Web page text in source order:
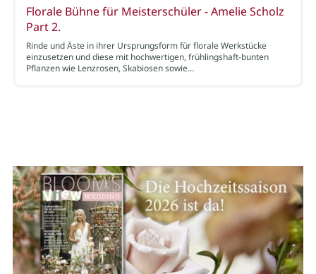
Florale Bühne für Meisterschüler - Amelie Scholz
Part 2.
Rinde und Äste in ihrer Ursprungsform für florale Werkstücke
einzusetzen und diese mit hochwertigen, frühlingshaft-bunten
Pflanzen wie Lenzrosen, Skabiosen sowie…